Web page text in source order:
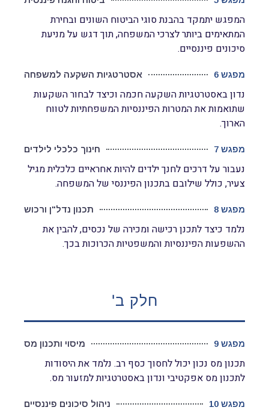
המפגש יתמקד בהבנת סוגי הביטוח השונים ובחירת
המתאימים ביותר לצרכי המשפחה, תוך דגש על מניעת
סיכונים פיננסיים.
מפגש 6 אסטרטגיות השקעה למשפחה
נדון באסטרטגיות השקעה חכמה וכיצד לבחור השקעות
שתואמות את המטרות הפיננסיות המשפחתיות לטווח
הארוך.
מפגש 7 חינוך כלכלי לילדים
נעבור על דרכים לחנך ילדים להיות אחראיים כלכלית מגיל
צעיר, כולל שילובם בתכנון הפיננסי של המשפחה.
מפגש 8 תכנון נדל"ן ורכוש
נלמד כיצד לתכנן רכישה ומכירה של נכסים, להבין את
ההשפעות הפיננסיות והמשפטיות הכרוכות בכך.
חלק ב'
מפגש 9 מיסוי ותכנון מס
תכנון מס נכון יכול לחסוך כסף רב. נלמד את היסודות
לתכנון מס אפקטיבי ונדון באסטרטגיות למזעור מס.
מפגש 10 ניהול סיכונים פיננסיים